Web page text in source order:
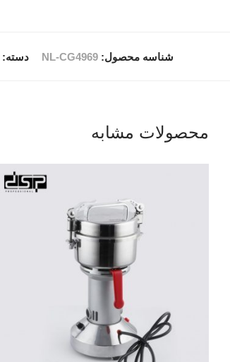
شناسه محصول: NL-CG4969 دسته:
محصولات مشابه